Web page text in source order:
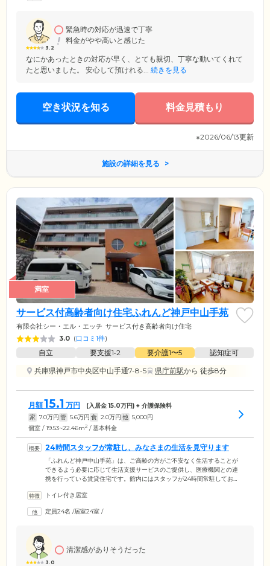
3.2
緊急時の対応が迅速で丁寧
料金がやや高いと感じた
なにかあったときの対応が早く、とても親切、丁寧な動いてくれて
たと思いました。 安心して預けれる... 続きを見る
空き状況を知る 料金見積もり
※2026/06/13更新
施設の詳細を見る
満室
サービス付高齢者向け住宅ふれんど神戸中山手苑
有限会社シー・エル・エッチ サービス付き高齢者向け住宅
3.0 (口コミ1件)
自立 要支援1•2 要介護1〜5
認知症可
兵庫県神戸市中央区中山手通7-8-5
県庁前駅から 徒歩8分
月額15.1 万円 (入居金15.0万円) + 介護保険料
家 7.0万円 管 5.6万円 食 2.0万円 他 5,000円
個室 / 19.53~22.46m2 / 基本料金
24時間スタッフが常駐し、みなさまの生活を見守ります
「ふれんど神戸中山手苑」は、ご高齢の方がご不安なく生活することが
できるよう必要に応じて生活支援サービスのご提供し、医療機関との連
携を行っている賃貸住宅です。館内にはスタッフが24時間常駐してお
す。建物の周辺は普段のお買い物にも便利な神戸市の中心部に位置しな
「大倉山」駅から徒歩10分とアクセスも抜群ですので、ご家族様やご友
トイレ付き居室
定員24名 /居室24室 /
3.0
清潔感がありそうだった